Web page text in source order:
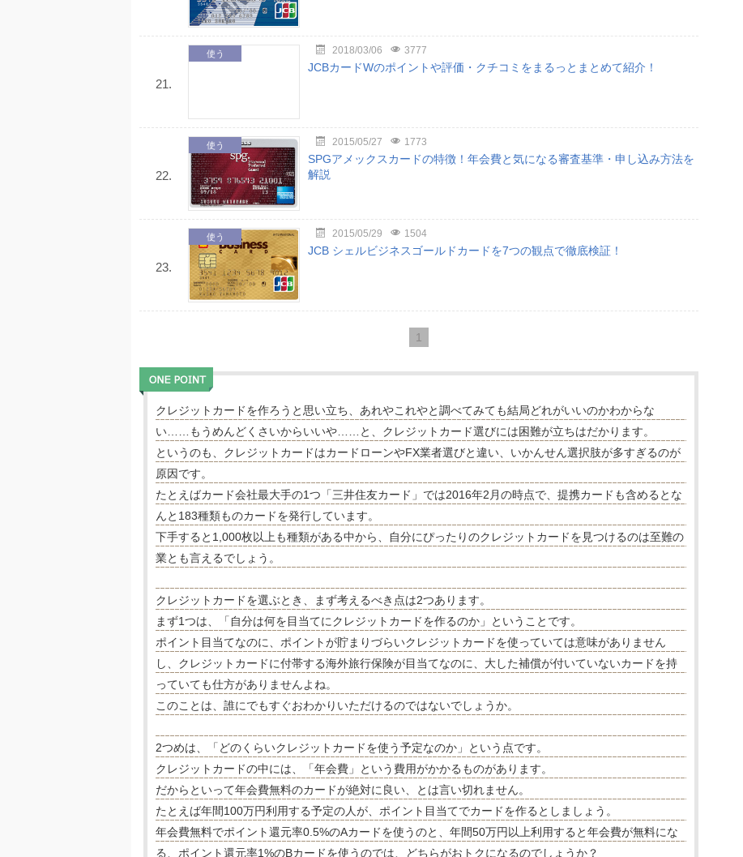
21.
使う 2018/03/06 3777
JCBカードWのポイントや評価・クチコミをまるっとまとめて紹介！
22.
使う 2015/05/27 1773
SPGアメックスカードの特徴！年会費と気になる審査基準・申し込み方法を
解説
23.
使う 2015/05/29 1504
JCB シェルビジネスゴールドカードを7つの観点で徹底検証！
1
クレジットカードを作ろうと思い立ち、あれやこれやと調べてみても結局どれがいいのかわからな
い……もうめんどくさいからいいや……と、クレジットカード選びには困難が立ちはだかります。
というのも、クレジットカードはカードローンやFX業者選びと違い、いかんせん選択肢が多すぎるのが
原因です。
たとえばカード会社最大手の1つ「三井住友カード」では2016年2月の時点で、提携カードも含めるとな
んと183種類ものカードを発行しています。
下手すると1,000枚以上も種類がある中から、自分にぴったりのクレジットカードを見つけるのは至難の
業とも言えるでしょう。
クレジットカードを選ぶとき、まず考えるべき点は2つあります。
まず1つは、「自分は何を目当てにクレジットカードを作るのか」ということです。
ポイント目当てなのに、ポイントが貯まりづらいクレジットカードを使っていては意味がありません
し、クレジットカードに付帯する海外旅行保険が目当てなのに、大した補償が付いていないカードを持
っていても仕方がありませんよね。
このことは、誰にでもすぐおわかりいただけるのではないでしょうか。
2つめは、「どのくらいクレジットカードを使う予定なのか」という点です。
クレジットカードの中には、「年会費」という費用がかかるものがあります。
だからといって年会費無料のカードが絶対に良い、とは言い切れません。
たとえば年間100万円利用する予定の人が、ポイント目当てでカードを作るとしましょう。
年会費無料でポイント還元率0.5%のAカードを使うのと、年間50万円以上利用すると年会費が無料にな
る、ポイント還元率1%のBカードを使うのでは、どちらがおトクになるのでしょうか？